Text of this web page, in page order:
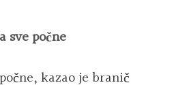
sve počne
kazao je branič